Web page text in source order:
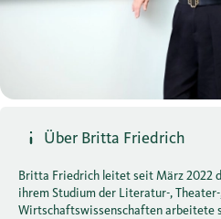
Über Britta Friedrich
Britta Friedrich leitet seit März 2022
ihrem Studium der Literatur-,
Wirtschaftswissenschaften arbeitete